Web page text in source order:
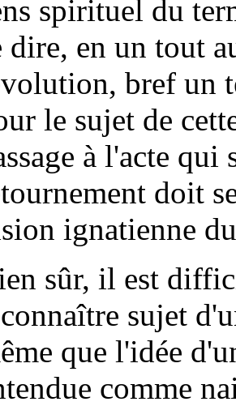
spirituel du
dire, en un tout
bref un
le sujet de
à l'acte
doit
ignatienne
sûr, il est
sujet
que l'idée
comme